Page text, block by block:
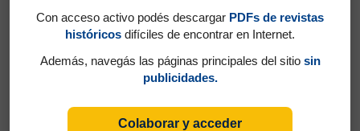
Con acceso activo podés descargar PDFs de revistas
históricos difíciles de encontrar en Internet.
Además, navegás las páginas principales del sitio sin
publicidades.
Colaborar y acceder